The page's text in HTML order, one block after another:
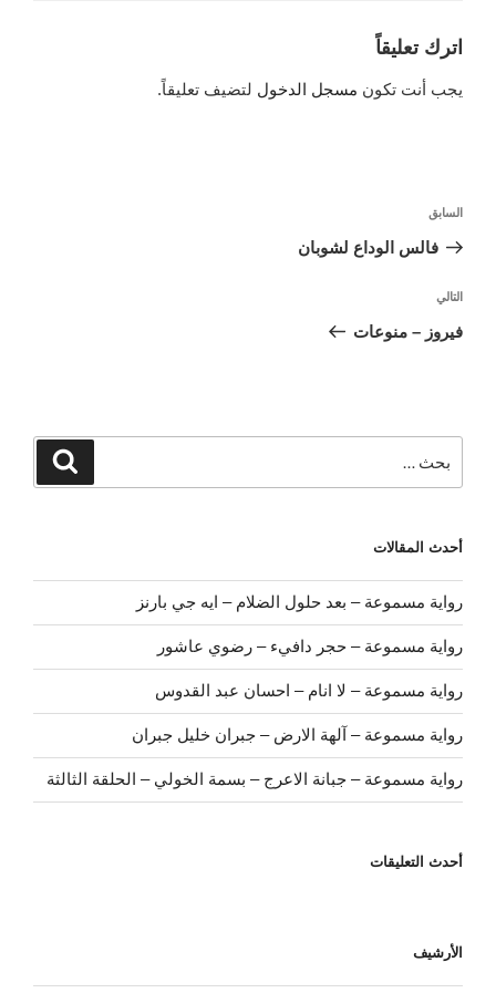
اترك تعليقاً
يجب أنت تكون مسجل الدخول لتضيف تعليقاً.
تصفّح
المقالة
السابقة
السابق
فالس الوداع لشوبان
المقالة
التالية
التالي
فيروز – منوعات
عن:
أحدث المقالات
رواية مسموعة – بعد حلول الضلام – ايه جي بارنز
رواية مسموعة – حجر دافيء – رضوي عاشور
رواية مسموعة – لا انام – احسان عبد القدوس
رواية مسموعة – آلهة الارض – جبران خليل جبران
رواية مسموعة – جبانة الاعرج – بسمة الخولي – الحلقة الثالثة
أحدث التعليقات
الأرشيف